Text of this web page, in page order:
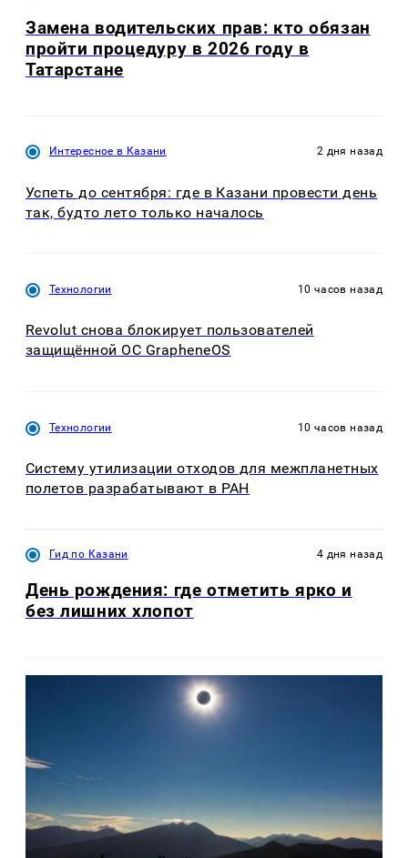
Замена водительских прав: кто обязан
пройти процедуру в 2026 году в
Татарстане
Интересное в Казани 2 дня назад
Успеть до сентября: где в Казани провести день
так, будто лето только началось
Технологии 10 часов назад
Revolut снова блокирует пользователей
защищённой ОС GrapheneOS
Технологии 10 часов назад
Систему утилизации отходов для межпланетных
полетов разрабатывают в РАН
Гид по Казани 4 дня назад
День рождения: где отметить ярко и
без лишних хлопот